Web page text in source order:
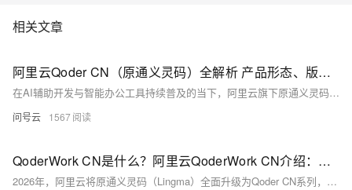
相关文章
阿里云Qoder CN（原通义灵码）全解析 产品形态、版本划分与技术适配说明
在AI辅助开发与智能办公工具持续普及的当下，阿里云旗下原通义灵码正式更名为Qoder CN，同时延伸出QoderWork CN、Qoder CN CLI、Qoder CN Mobile等多款配套产品，形成覆盖代码开发、日常办公、终端交互、移动端使用的完整工具矩阵。Qoder CN核心定位为AI智能编码助手，深度适配主流代码编辑器、集成开发环境以及终端场景；QoderWork CN则偏向桌面端综合办公辅助，二者面向不同使用场景，划分了多个版本档位，搭配差异化资源配额、功能权限与计费规则，同时兼容多款主流大模型。
问号云 1567
QoderWork CN是什么？阿里云QoderWork CN介绍：模型能力、优势、适用场景与支持的订阅计划
2026年，阿里云将原通义灵码（Lingma）全面升级为Qoder CN系列，**QoderWork CN是该系列面向桌面办公的核心产品**，定位为“本地运行的AI智能体工作台”，把AI从“聊天问答”升级为“**说需求、交结果**”的端到端执行模式。它依托通义千问基座与多模态大模型，在用户电脑本地完成文件处理、数据计算、文档生成、浏览器自动化等任务，兼顾隐私安全与办公效率，是2026年阿里云面向个人与企业推出的**旗舰级AI办公工具**。本文从产品定位、底层模型能力、核心优势、全场景应用、订阅计划与计费规则五大维度，系统拆解QoderWork CN的完整产品体系，帮助用户清晰理解其价值与选型逻